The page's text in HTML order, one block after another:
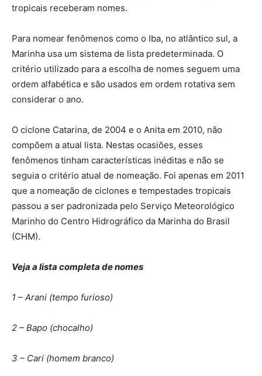
tropicais receberam nomes.
Para nomear fenômenos como o Iba, no atlântico sul, a
Marinha usa um sistema de lista predeterminada. O
critério utilizado para a escolha de nomes seguem uma
ordem alfabética e são usados ​​em ordem rotativa sem
considerar o ano.
O ciclone Catarina, de 2004 e o Anita em 2010, não
compõem a atual lista. Nestas ocasiões, esses
fenômenos tinham características inéditas e não se
seguia o critério atual de nomeação. Foi apenas em 2011
que a nomeação de ciclones e tempestades tropicais
passou a ser padronizada pelo Serviço Meteorológico
Marinho do Centro Hidrográfico da Marinha do Brasil
(CHM).
Veja a lista completa de nomes
1 – Arani (tempo furioso)
2 – Bapo (chocalho)
3 – Cari (homem branco)